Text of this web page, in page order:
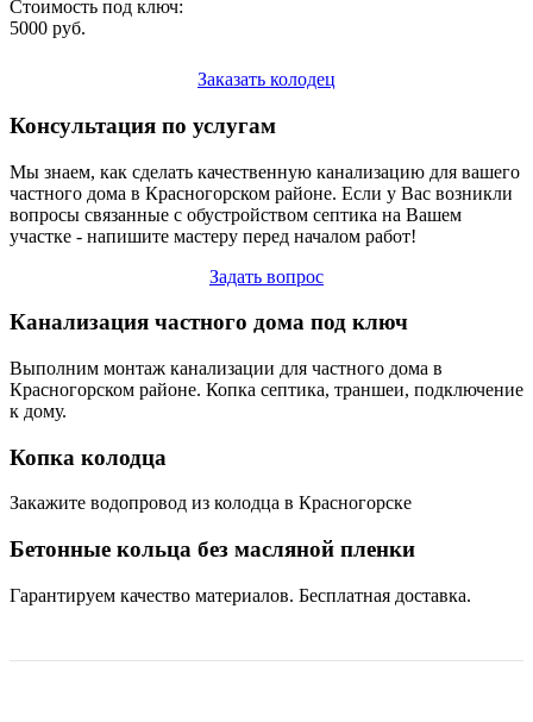
Стоимость под ключ:
5000 руб.
Заказать колодец
Консультация по услугам
Мы знаем, как сделать качественную канализацию для вашего
частного дома в Красногорском районе. Если у Вас возникли
вопросы связанные с обустройством септика на Вашем
участке - напишите мастеру перед началом работ!
Задать вопрос
Канализация частного дома под ключ
Выполним монтаж канализации для частного дома в
Красногорском районе. Копка септика, траншеи, подключение
к дому.
Копка колодца
Закажите водопровод из колодца в Красногорске
Бетонные кольца без масляной пленки
Гарантируем качество материалов. Бесплатная доставка.